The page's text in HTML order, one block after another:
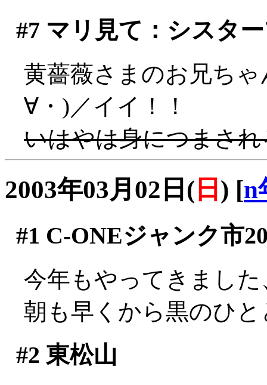
#7 マリ見て：シスタ
黄薔薇さまのお兄ち
∀・)／イイ！！
いはやは身につまさ
2003年03月02日( 日 ) [n
#1 C-ONEジャンク市
今年もやってきまし
朝も早くから黒のひ
#2 東松山